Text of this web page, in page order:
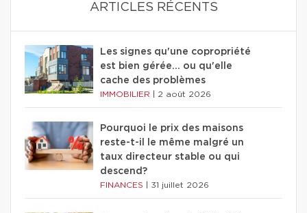
ARTICLES RÉCENTS
Les signes qu'une copropriété
est bien gérée… ou qu'elle
cache des problèmes
IMMOBILIER 2 août 2026
Pourquoi le prix des maisons
reste-t-il le même malgré un
taux directeur stable ou qui
descend?
FINANCES 31 juillet 2026